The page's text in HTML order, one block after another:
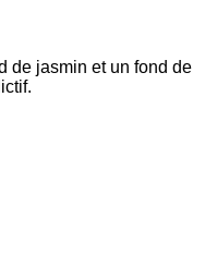
de jasmin et un fond de